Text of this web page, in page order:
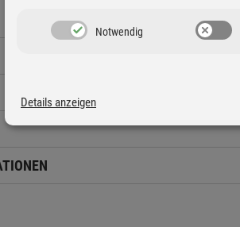
Notwendig
Details anzeigen